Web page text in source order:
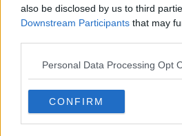
also be disclosed by us to third
Downstream Participants that may
Personal Data Processing Opt
CONFIRM
sarà eseguita venerdì.
L'area in cui è avvenuto l'incidente
sequestro al fine di ricostruire l'esatta
accertamenti delle autorità proseguono